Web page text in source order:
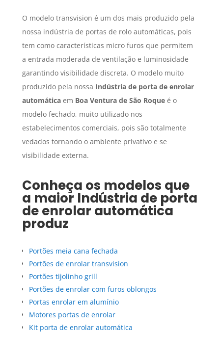
O modelo transvision é um dos mais produzido pela
nossa indústria de portas de rolo automáticas, pois
tem como características micro furos que permitem
a entrada moderada de ventilação e luminosidade
garantindo visibilidade discreta. O modelo muito
produzido pela nossa Indústria de porta de enrolar
automáticaem Boa Ventura de São Roqueé o
modelo fechado, muito utilizado nos
estabelecimentos comerciais, pois são totalmente
vedados tornando o ambiente privativo e se
visibilidade externa.
Conheça os modelos que
a maior Indústria de porta
de enrolar automática
produz
Portões meia cana fechada
Portões de enrolar transvision
Portões tijolinho grill
Portões de enrolar com furos oblongos
Portas enrolar em alumínio
Motores portas de enrolar
Kit porta de enrolar automática